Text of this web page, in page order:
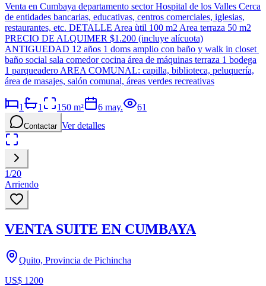
Venta en Cumbaya departamento sector Hospital de los Valles Cerca
de entidades bancarias, educativas, centros comerciales, iglesias,
restaurantes, etc. DETALLE Area ùtil 100 m2 Area terraza 50 m2
PRECIO DE ALQUIMER $1.200 (incluye alícuota)
ANTIGUEDAD 12 años 1 doms amplio con baño y walk in closet
baño social sala comedor cocina área de máquinas terraza 1 bodega
1 parqueadero AREA COMUNAL: capilla, biblioteca, peluquería,
área de masajes, salón comunal, áreas verdes recreativas
1 1 150 m² 6 may. 61
Contactar Ver detalles
1/20
Arriendo
VENTA SUITE EN CUMBAYA
Quito, Provincia de Pichincha
US$ 1200